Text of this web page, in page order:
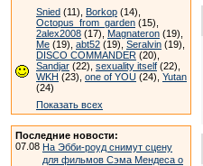
Snied (11), Borkop (14),
Octopus_from_garden (15),
2alex2008 (17), Magnateron (19),
Me (19), abt52 (19), Seralvin (19),
DISCO COMMANDER (20),
Sandjar (22), sexuality itself (22),
WKH (23), one of YOU (24), Yutan
(24)
Показать всех
Последние новости:
07.08 На Эбби-роуд снимут сцену
для фильмов Сэма Мендеса о